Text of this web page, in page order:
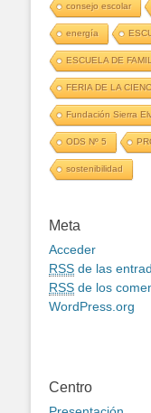
consejo escolar
energía
ESCUELA DE
FERIA DE LA
Fundación Sierra
ODS Nº 5
sostenibilidad
Meta
Acceder
RSS de las
RSS de los
WordPress.org
Centro